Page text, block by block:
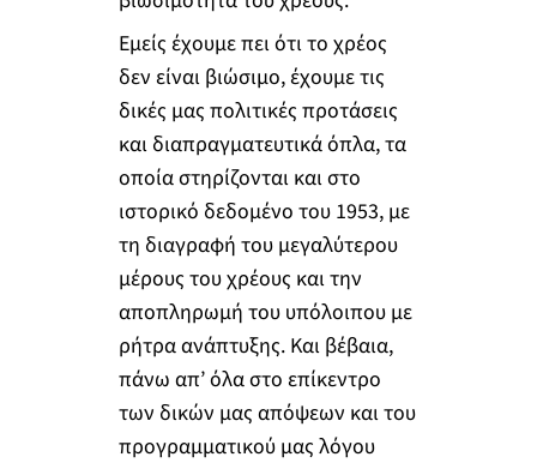
Εμείς έχουμε πει ότι το χρέος
δεν είναι βιώσιμο, έχουμε τις
δικές μας πολιτικές προτάσεις
και διαπραγματευτικά όπλα, τα
οποία στηρίζονται και στο
ιστορικό δεδομένο του 1953, με
τη διαγραφή του μεγαλύτερου
μέρους του χρέους και την
αποπληρωμή του υπόλοιπου με
ρήτρα ανάπτυξης. Και βέβαια,
πάνω απ’ όλα στο επίκεντρο
των δικών μας απόψεων και του
προγραμματικού μας λόγου